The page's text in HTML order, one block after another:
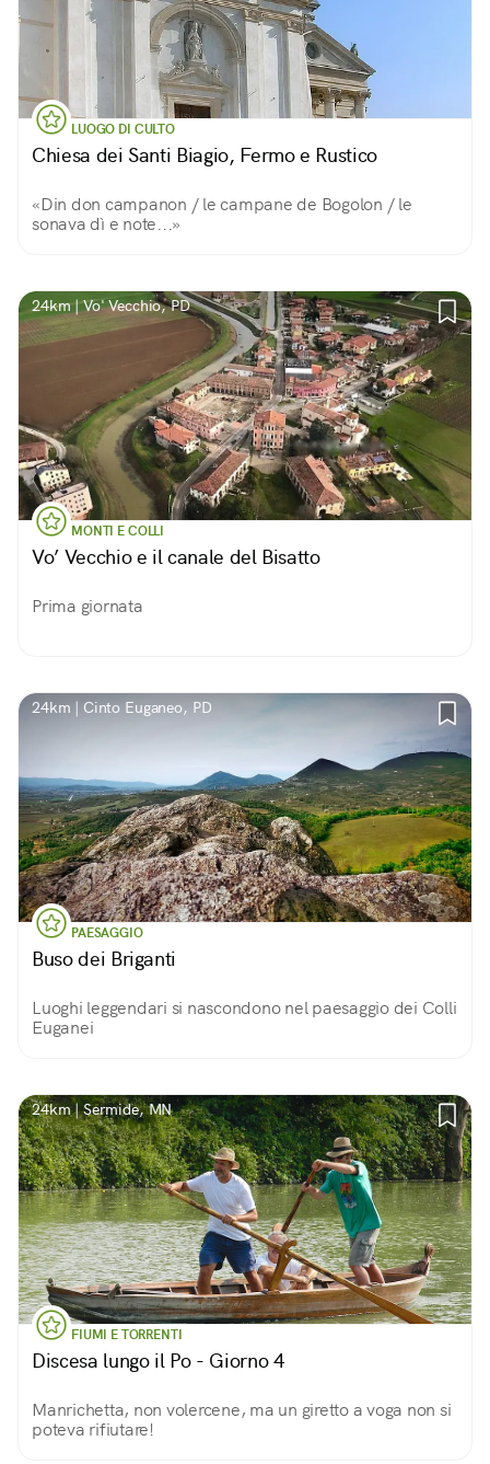
LUOGO DI CULTO
Chiesa dei Santi Biagio, Fermo e Rustico
«Din don campanon / le campane de Bogolon / le
sonava dì e note...»
24km | Vo' Vecchio, PD
MONTI E COLLI
Vo’ Vecchio e il canale del Bisatto
Prima giornata
24km | Cinto Euganeo, PD
PAESAGGIO
Buso dei Briganti
Luoghi leggendari si nascondono nel paesaggio dei Colli
Euganei
24km | Sermide, MN
FIUMI E TORRENTI
Discesa lungo il Po - Giorno 4
Manrichetta, non volercene, ma un giretto a voga non si
poteva rifiutare!